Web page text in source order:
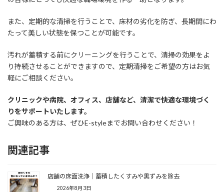
また、定期的な清掃を行うことで、床材の劣化を防ぎ、長期間にわ
たって美しい状態を保つことが可能です。
汚れが蓄積する前にクリーニングを行うことで、清掃の効果をよ
り持続させることができますので、定期清掃をご希望の方はお気
軽にご相談ください。
クリニックや病院、オフィス、店舗など、清潔で快適な環境づく
りをサポートいたします。
ご興味のある方は、ぜひE-styleまでお問い合わせください！
関連記事
店舗の床面洗浄｜蓄積したくすみや黒ずみを除去
2026年8月3日